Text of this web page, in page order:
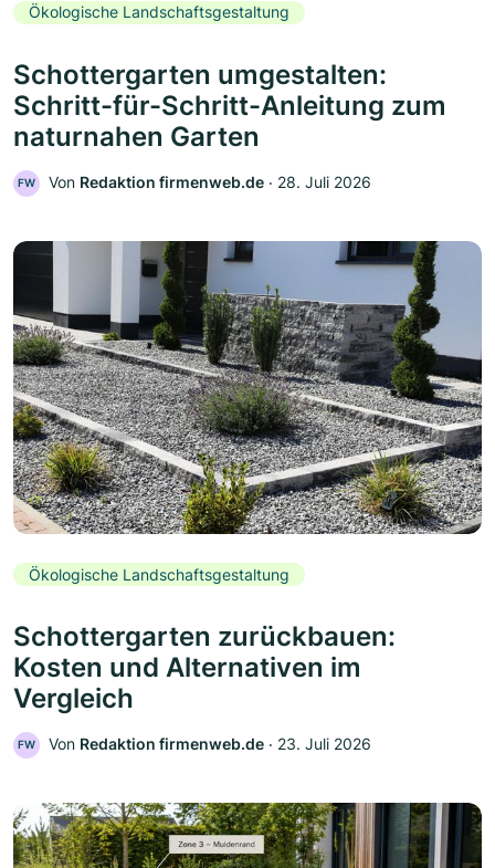
Ökologische Landschaftsgestaltung
Schottergarten umgestalten:
Schritt-für-Schritt-Anleitung zum
naturnahen Garten
FW Von Redaktion firmenweb.de ‧ 28. Juli 2026
Ökologische Landschaftsgestaltung
Schottergarten zurückbauen:
Kosten und Alternativen im
Vergleich
FW Von Redaktion firmenweb.de ‧ 23. Juli 2026